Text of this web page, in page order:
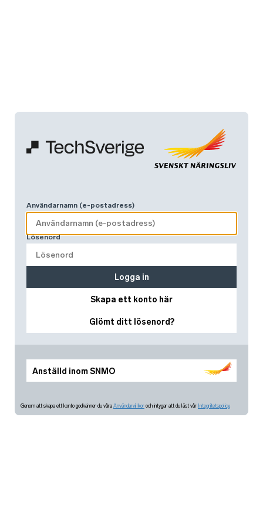
Anställd inom SNMO
Användarnamn (e-postadress)
Lösenord
Skapa ett konto här
Glömt ditt lösenord?
Logga in
Genom att skapa ett konto godkänner du våra Användarvillkor och intygar att du läst vår Integritetspolicy.